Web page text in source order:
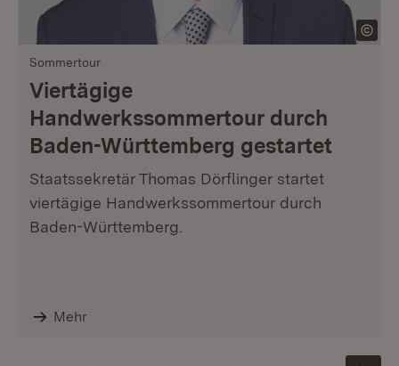
Sommertour
Viertägige
Handwerkssommertour durch
Baden-Württemberg gestartet
Staatssekretär Thomas Dörflinger startet
viertägige Handwerkssommertour durch
Baden-Württemberg.
Mehr